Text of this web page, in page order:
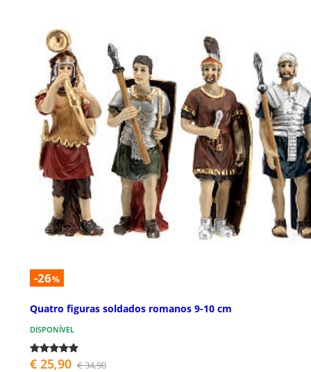
-26%
Quatro figuras soldados romanos 9-10 cm
DISPONÍVEL
€ 25,90 € 34,90